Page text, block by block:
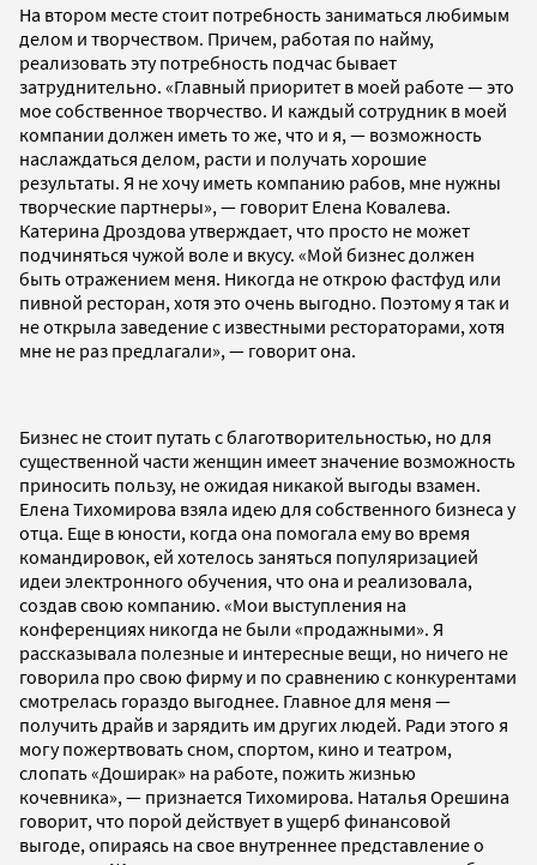
На втором месте стоит потребность заниматься любимым
делом и творчеством. Причем, работая по найму,
реализовать эту потребность подчас бывает
затруднительно. «Главный приоритет в моей работе — это
мое собственное творчество. И каждый сотрудник в моей
компании должен иметь то же, что и я, — возможность
наслаждаться делом, расти и получать хорошие
результаты. Я не хочу иметь компанию рабов, мне нужны
творческие партнеры», — говорит Елена Ковалева.
Катерина Дроздова утверждает, что просто не может
подчиняться чужой воле и вкусу. «Мой бизнес должен
быть отражением меня. Никогда не открою фастфуд или
пивной ресторан, хотя это очень выгодно. Поэтому я так и
не открыла заведение с известными рестораторами, хотя
мне не раз предлагали», — говорит она.
Бизнес не стоит путать с благотворительностью, но для
существенной части женщин имеет значение возможность
приносить пользу, не ожидая никакой выгоды взамен.
Елена Тихомирова взяла идею для собственного бизнеса у
отца. Еще в юности, когда она помогала ему во время
командировок, ей хотелось заняться популяризацией
идеи электронного обучения, что она и реализовала,
создав свою компанию. «Мои выступления на
конференциях никогда не были «продажными». Я
рассказывала полезные и интересные вещи, но ничего не
говорила про свою фирму и по сравнению с конкурентами
смотрелась гораздо выгоднее. Главное для меня —
получить драйв и зарядить им других людей. Ради этого я
могу пожертвовать сном, спортом, кино и театром,
слопать «Доширак» на работе, пожить жизнью
кочевника», — признается Тихомирова. Наталья Орешина
говорит, что порой действует в ущерб финансовой
выгоде, опираясь на свое внутреннее представление о